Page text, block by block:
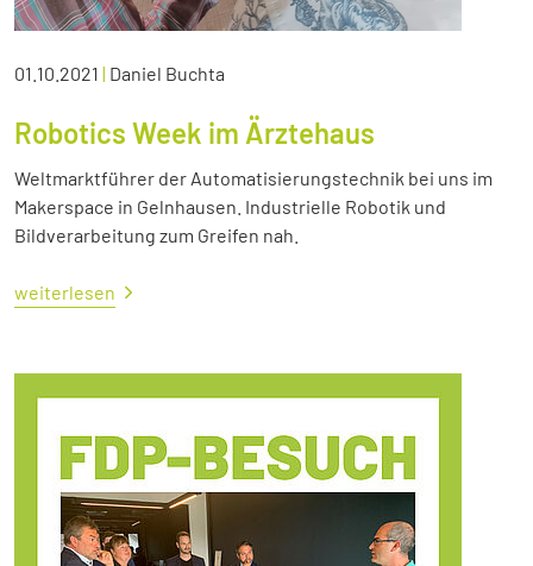
01.10.2021 | Daniel Buchta
Robotics Week im Ärztehaus
Weltmarktführer der Automatisierungstechnik bei uns im
Makerspace in Gelnhausen. Industrielle Robotik und
Bildverarbeitung zum Greifen nah.
weiterlesen